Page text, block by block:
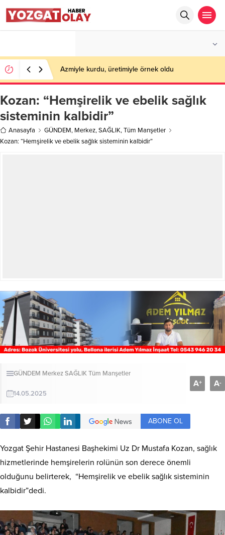
Azmiyle kurdu, üretimiyle örnek oldu
Kozan: “Hemşirelik ve ebelik sağlık
sisteminin kalbidir”
Anasayfa GÜNDEM, Merkez,SAĞLIK,Tüm Manşetler
Kozan: “Hemşirelik ve ebelik sağlık sisteminin kalbidir”
GÜNDEM MerkezSAĞLIKTüm Manşetler
14.05.2025
A+ A-
ABONE OL
Yozgat Şehir Hastanesi Başhekimi Uz Dr Mustafa Kozan, sağlık
hizmetlerinde hemşirelerin rolünün son derece önemli
olduğunu belirterek, “Hemşirelik ve ebelik sağlık sisteminin
kalbidir”dedi.